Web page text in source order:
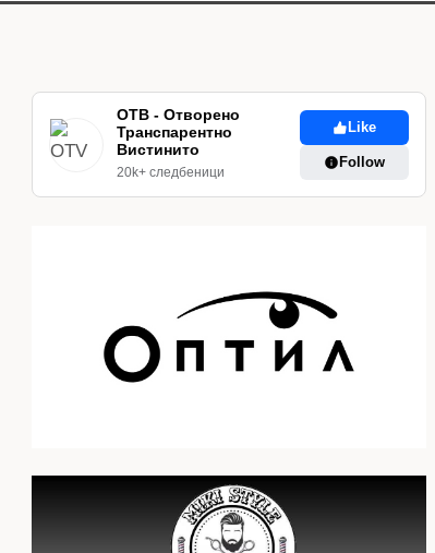
ОТВ - Отворено
Транспарентно
Вистинито
20k+ следбеници
Like
Follow